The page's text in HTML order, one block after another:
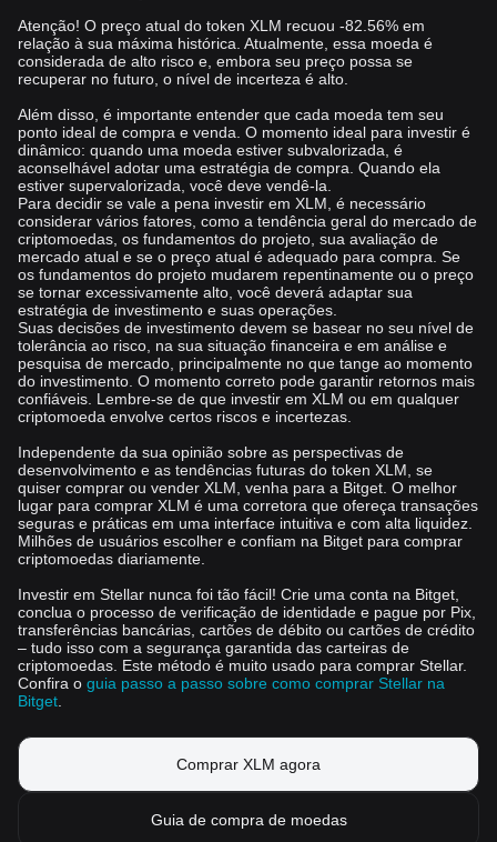
Atenção! O preço atual do token XLM recuou -82.56% em
relação à sua máxima histórica. Atualmente, essa moeda é
considerada de alto risco e, embora seu preço possa se
recuperar no futuro, o nível de incerteza é alto.
Além disso, é importante entender que cada moeda tem seu
ponto ideal de compra e venda. O momento ideal para investir é
dinâmico: quando uma moeda estiver subvalorizada, é
aconselhável adotar uma estratégia de compra. Quando ela
estiver supervalorizada, você deve vendê-la.
Para decidir se vale a pena investir em XLM, é necessário
considerar vários fatores, como a tendência geral do mercado de
criptomoedas, os fundamentos do projeto, sua avaliação de
mercado atual e se o preço atual é adequado para compra. Se
os fundamentos do projeto mudarem repentinamente ou o preço
se tornar excessivamente alto, você deverá adaptar sua
estratégia de investimento e suas operações.
Suas decisões de investimento devem se basear no seu nível de
tolerância ao risco, na sua situação financeira e em análise e
pesquisa de mercado, principalmente no que tange ao momento
do investimento. O momento correto pode garantir retornos mais
confiáveis. Lembre-se de que investir em XLM ou em qualquer
criptomoeda envolve certos riscos e incertezas.
Independente da sua opinião sobre as perspectivas de
desenvolvimento e as tendências futuras do token XLM, se
quiser comprar ou vender XLM, venha para a Bitget. O melhor
lugar para comprar XLM é uma corretora que ofereça transações
seguras e práticas em uma interface intuitiva e com alta liquidez.
Milhões de usuários escolher e confiam na Bitget para comprar
criptomoedas diariamente.
Investir em Stellar nunca foi tão fácil! Crie uma conta na Bitget,
conclua o processo de verificação de identidade e pague por Pix,
transferências bancárias, cartões de débito ou cartões de crédito
– tudo isso com a segurança garantida das carteiras de
criptomoedas. Este método é muito usado para comprar Stellar.
Confira o guia passo a passo sobre como comprar Stellar na
Bitget
Comprar XLM agora
Guia de compra de moedas